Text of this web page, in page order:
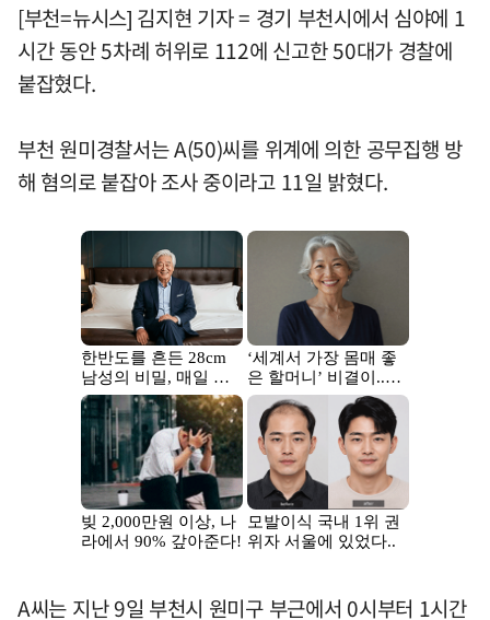
[부천=뉴시스] 김지현 기자 = 경기 부천시에서 심야에 1
시간 동안 5차례 허위로 112에 신고한 50대가 경찰에
붙잡혔다.
부천 원미경찰서는 A(50)씨를 위계에 의한 공무집행 방
해 혐의로 붙잡아 조사 중이라고 11일 밝혔다.
A씨는 지난 9일 부천시 원미구 부근에서 0시부터 1시간